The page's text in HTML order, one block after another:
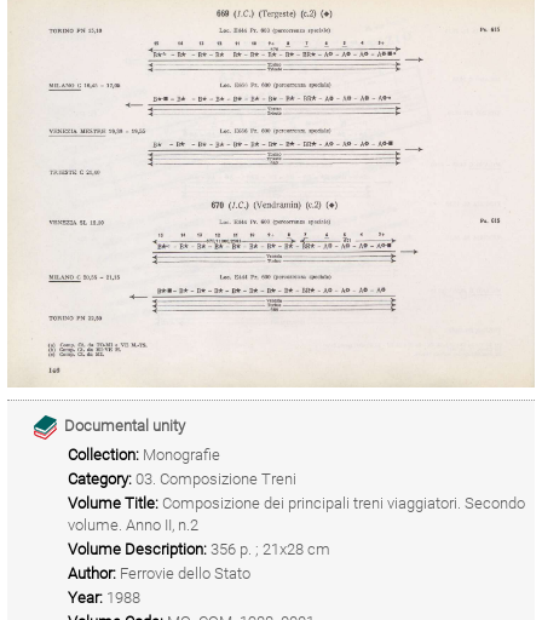
Documental unity
Collection: Monografie
Category: 03. Composizione Treni
Volume Title: Composizione dei principali treni viaggiatori. Secondo
volume. Anno II, n.2
Volume Description: 356 p. ; 21x28 cm
Author: Ferrovie dello Stato
Year: 1988